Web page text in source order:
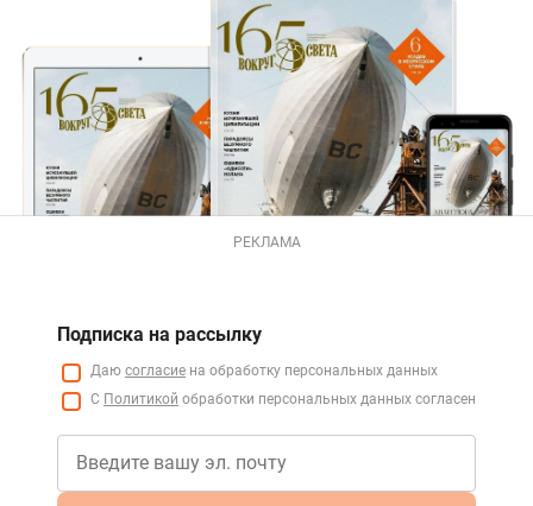
РЕКЛАМА
Подписка на рассылку
Даю согласие на обработку персональных данных
С Политикой обработки персональных данных согласен